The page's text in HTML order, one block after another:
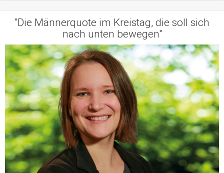
"Die Männerquote im Kreistag, die soll sich
nach unten bewegen"